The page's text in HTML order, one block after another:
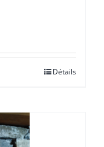
Détails